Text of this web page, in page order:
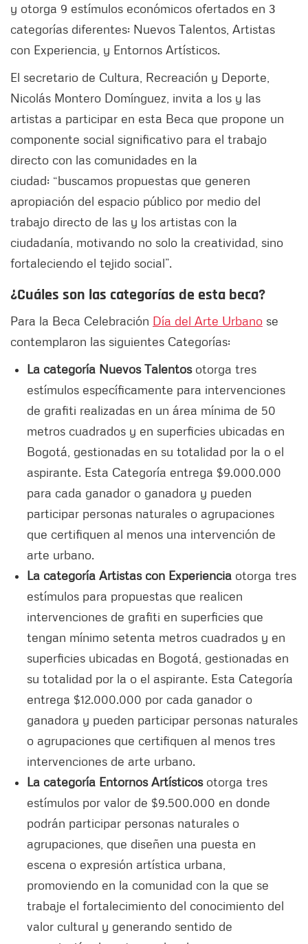
y otorga 9 estímulos económicos ofertados en 3
categorías diferentes: Nuevos Talentos, Artistas
con Experiencia, y Entornos Artísticos.
El secretario de Cultura, Recreación y Deporte,
Nicolás Montero Domínguez, invita a los y las
artistas a participar en esta Beca que propone un
componente social significativo para el trabajo
directo con las comunidades en la
ciudad: “buscamos propuestas que generen
apropiación del espacio público por medio del
trabajo directo de las y los artistas con la
ciudadanía, motivando no solo la creatividad, sino
fortaleciendo el tejido social”.
¿Cuáles son las categorías de esta beca?
Para la Beca Celebración Día del Arte Urbano se
contemplaron las siguientes Categorías:
La categoría Nuevos Talentosotorga tres
estímulos específicamente para intervenciones
de grafiti realizadas en un área mínima de 50
metros cuadrados y en superficies ubicadas en
Bogotá, gestionadas en su totalidad por la o el
aspirante. Esta Categoría entrega $9.000.000
para cada ganador o ganadora y pueden
participar personas naturales o agrupaciones
que certifiquen al menos una intervención de
arte urbano.
La categoría Artistas con Experiencia otorga tres
estímulos para propuestas que realicen
intervenciones de grafiti en superficies que
tengan mínimo setenta metros cuadrados y en
superficies ubicadas en Bogotá, gestionadas en
su totalidad por la o el aspirante. Esta Categoría
entrega $12.000.000 por cada ganador o
ganadora y pueden participar personas naturales
o agrupaciones que certifiquen al menos tres
intervenciones de arte urbano.
La categoría Entornos Artísticosotorga tres
estímulos por valor de $9.500.000 en donde
podrán participar personas naturales o
agrupaciones, que diseñen una puesta en
escena o expresión artística urbana,
promoviendo en la comunidad con la que se
trabaje el fortalecimiento del conocimiento del
valor cultural y generando sentido de